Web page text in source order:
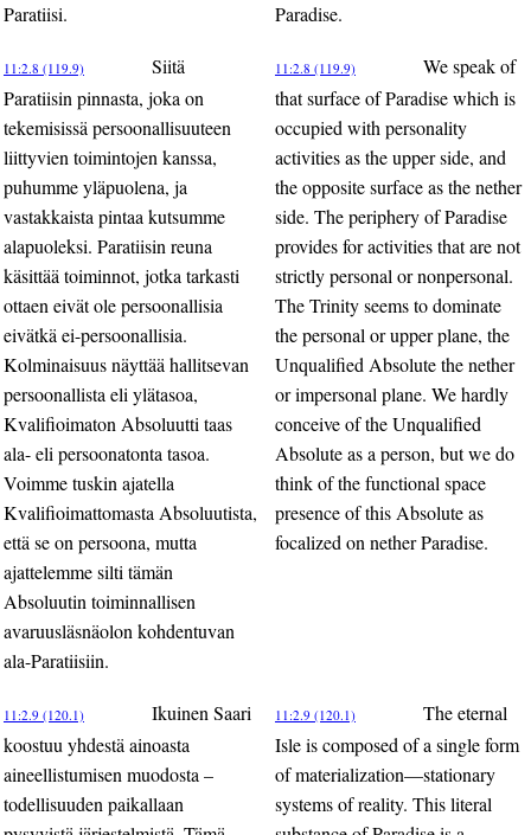
Paratiisi.
Paradise.
11:2.8 (119.9)
Siitä
Paratiisin pinnasta, joka on
tekemisissä persoonallisuuteen
liittyvien toimintojen kanssa,
puhumme yläpuolena, ja
vastakkaista pintaa kutsumme
alapuoleksi. Paratiisin reuna
käsittää toiminnot, jotka tarkasti
ottaen eivät ole persoonallisia
eivätkä ei-persoonallisia.
Kolminaisuus näyttää hallitsevan
persoonallista eli ylätasoa,
Kvalifioimaton Absoluutti taas
ala- eli persoonatonta tasoa.
Voimme tuskin ajatella
Kvalifioimattomasta Absoluutista,
että se on persoona, mutta
ajattelemme silti tämän
Absoluutin toiminnallisen
avaruusläsnäolon kohdentuvan
ala-Paratiisiin.
11:2.8 (119.9)
We speak of
that surface of Paradise which is
occupied with personality
activities as the upper side, and
the opposite surface as the nether
side. The periphery of Paradise
provides for activities that are not
strictly personal or nonpersonal.
The Trinity seems to dominate
the personal or upper plane, the
Unqualified Absolute the nether
or impersonal plane. We hardly
conceive of the Unqualified
Absolute as a person, but we do
think of the functional space
presence of this Absolute as
focalized on nether Paradise.
11:2.9 (120.1)
Ikuinen Saari
koostuu yhdestä ainoasta
aineellistumisen muodosta –
todellisuuden paikallaan
11:2.9 (120.1)
The eternal
Isle is composed of a single form
of materialization—stationary
systems of reality. This literal